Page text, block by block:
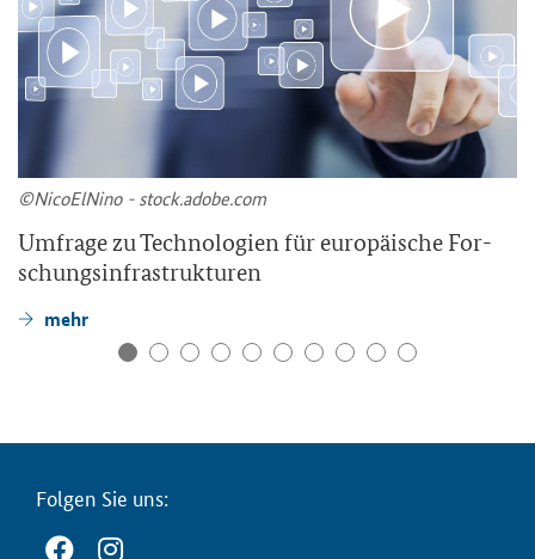
©Ni­co­ElNi­no - stock.adobe.com
Um­fra­ge zu Tech­no­lo­gien für eu­ro­päi­sche For­
schungs­in­fra­struk­tu­ren
mehr
Fol­gen Sie uns: